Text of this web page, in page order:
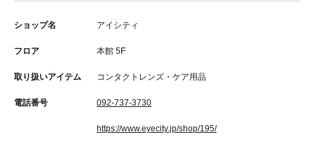
ショップ名 アイシティ
フロア 本館 5F
取り扱いアイテム コンタクトレンズ・ケア用品
電話番号 092-737-3730
https://www.eyecity.jp/shop/195/